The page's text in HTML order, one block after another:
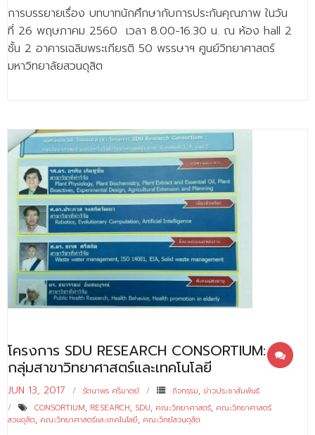
การบรรยายเรื่อง บทบาทนักศึกษากับการประกันคุณภาพ ในวัน
ที่ 26 พฤษภาคม 2560 เวลา 8.00-16.30 น. ณ ห้อง hall 2
ชั้น 2 อาคารเฉลิมพระเกียรติ 50 พรรษาฯ ศูนย์วิทยาศาสตร์
มหาวิทยาลัยสวนดุสิต
โครงการ SDU RESEARCH CONSORTIUM:
กลุ่มสาขาวิทยาศาสตร์และเทคโนโลยี
JUN 13, 2017 รัตนาพร ศรีมาตย์ กิจกรรม, ข่าวประชาสัมพันธ์
CONSORTIUM, RESEARCH, SDU, คณะวิทยาศาสตร์, คณะวิทยาศาสตร์
สวนดุสิต, คณะวิทยาศาสตร์และเทคโนโลยี, คณะวิทย์สวนดุสิต